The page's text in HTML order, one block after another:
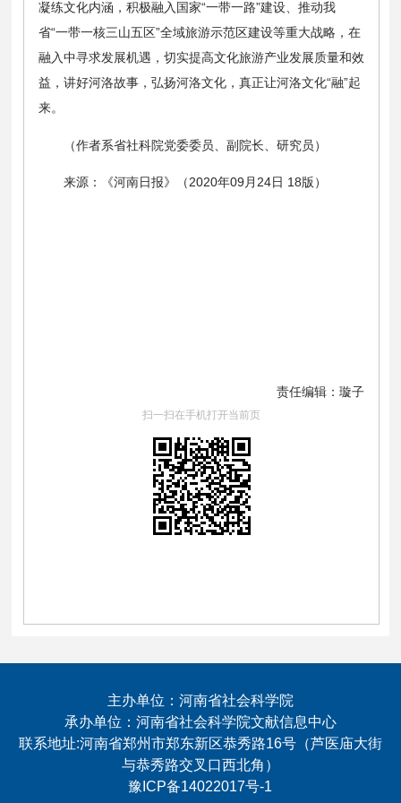
凝练文化内涵，积极融入国家“一带一路”建设、推动我
省“一带一核三山五区”全域旅游示范区建设等重大战略，在
融入中寻求发展机遇，切实提高文化旅游产业发展质量和效
益，讲好河洛故事，弘扬河洛文化，真正让河洛文化“融”起
来。
（作者系省社科院党委委员、副院长、研究员）
来源：《河南日报》（2020年09月24日 18版）
责任编辑：璇子
扫一扫在手机打开当前页
主办单位：河南省社会科学院
承办单位：河南省社会科学院文献信息中心
联系地址:河南省郑州市郑东新区恭秀路16号（芦医庙大街
与恭秀路交叉口西北角）
豫ICP备14022017号-1